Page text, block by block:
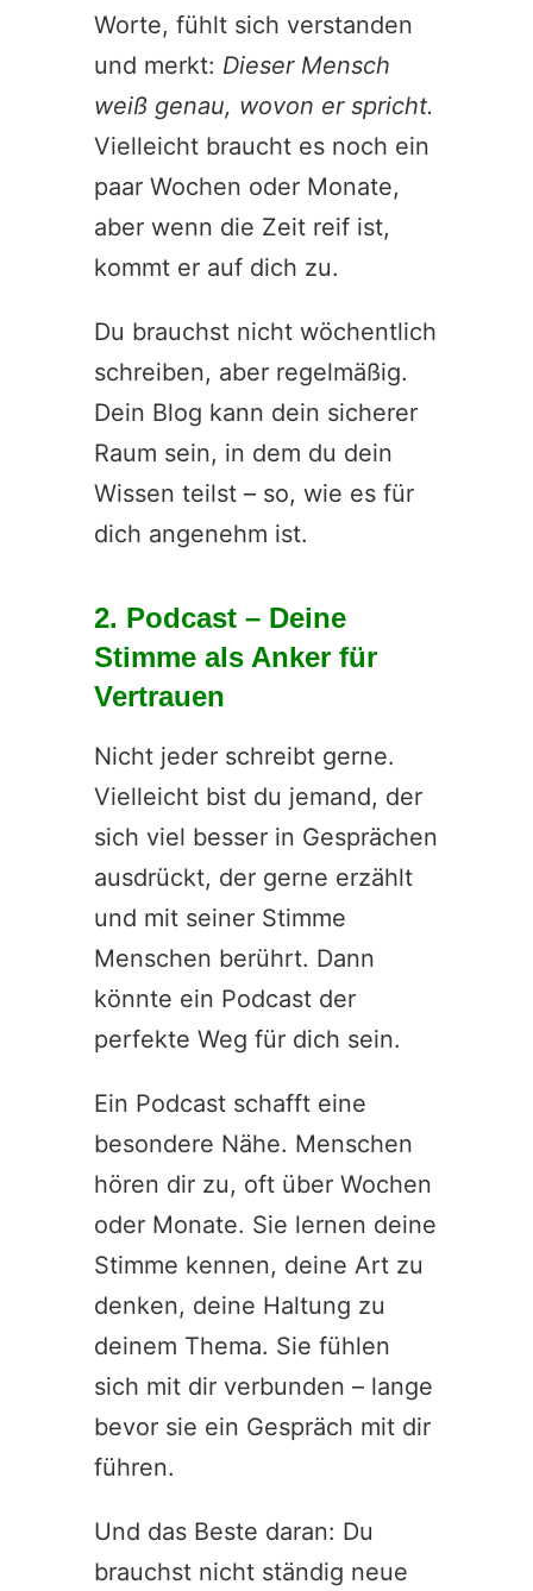
Worte, fühlt sich verstanden
und merkt: Dieser Mensch
weiß genau, wovon er spricht.
Vielleicht braucht es noch ein
paar Wochen oder Monate,
aber wenn die Zeit reif ist,
kommt er auf dich zu.
Du brauchst nicht wöchentlich
schreiben, aber regelmäßig.
Dein Blog kann dein sicherer
Raum sein, in dem du dein
Wissen teilst – so, wie es für
dich angenehm ist.
2. Podcast – Deine
Stimme als Anker für
Vertrauen
Nicht jeder schreibt gerne.
Vielleicht bist du jemand, der
sich viel besser in Gesprächen
ausdrückt, der gerne erzählt
und mit seiner Stimme
Menschen berührt. Dann
könnte ein Podcast der
perfekte Weg für dich sein.
Ein Podcast schafft eine
besondere Nähe. Menschen
hören dir zu, oft über Wochen
oder Monate. Sie lernen deine
Stimme kennen, deine Art zu
denken, deine Haltung zu
deinem Thema. Sie fühlen
sich mit dir verbunden – lange
bevor sie ein Gespräch mit dir
führen.
Und das Beste daran: Du
brauchst nicht ständig neue